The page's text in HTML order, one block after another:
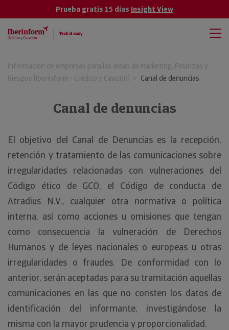
Prueba gratis 15 días Insight View
Información de empresas para las áreas de Marketing, Finanzas y
Riesgos [Iberinform - Crédito y Caución]
Canal de denuncias
Canal de denuncias
El objetivo del Canal de Denuncias es la recepción,
retención y tratamiento de las comunicaciones sobre
irregularidades relacionadas con vulneraciones del
Código ético de GCO, el Código de conducta de
Atradius N.V., cualquier otra normativa o política
interna, así como acciones u omisiones que tengan
como consecuencia la vulneración de Derechos
Humanos y de leyes nacionales o europeas u otras
irregularidades o fraudes. De conformidad con lo
anterior, serán aceptadas para su tramitación aquellas
comunicaciones en las que no consten los datos de
identificación del informante, investigándose la
misma con la mayor prudencia y proporcionalidad.